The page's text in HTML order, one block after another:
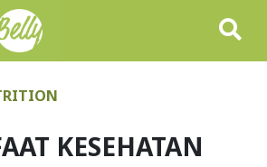
KESEHATAN